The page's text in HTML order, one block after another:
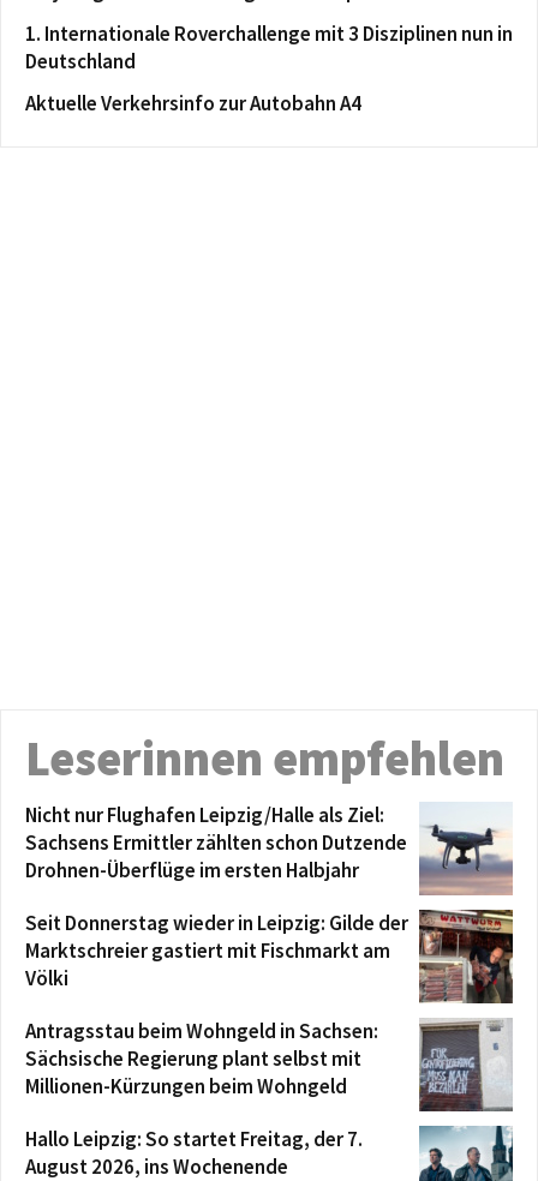
1. Internationale Roverchallenge mit 3 Disziplinen nun in
Deutschland
Aktuelle Verkehrsinfo zur Autobahn A4
Leserinnen empfehlen
Nicht nur Flughafen Leipzig/Halle als Ziel:
Sachsens Ermittler zählten schon Dutzende
Drohnen-Überflüge im ersten Halbjahr
Seit Donnerstag wieder in Leipzig: Gilde der
Marktschreier gastiert mit Fischmarkt am
Völki
Antragsstau beim Wohngeld in Sachsen:
Sächsische Regierung plant selbst mit
Millionen-Kürzungen beim Wohngeld
Hallo Leipzig: So startet Freitag, der 7.
August 2026, ins Wochenende